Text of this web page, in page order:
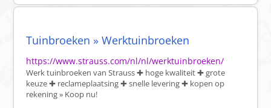
Tuinbroeken » Werktuinbroeken
https://www.strauss.com/nl/nl/werktuinbroeken/
Werk tuinbroeken van Strauss ✚ hoge kwaliteit ✚ grote
keuze ✚ reclameplaatsing ✚ snelle levering ✚ kopen op
rekening » Koop nu!